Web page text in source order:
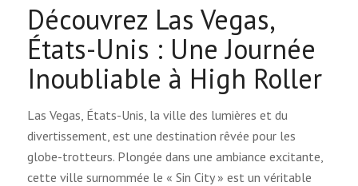
Découvrez Las Vegas,
États-Unis : Une Journée
Inoubliable à High Roller
Las Vegas, États-Unis, la ville des lumières et du
divertissement, est une destination rêvée pour les
globe-trotteurs. Plongée dans une ambiance excitante,
cette ville surnommée le « Sin City » est un véritable